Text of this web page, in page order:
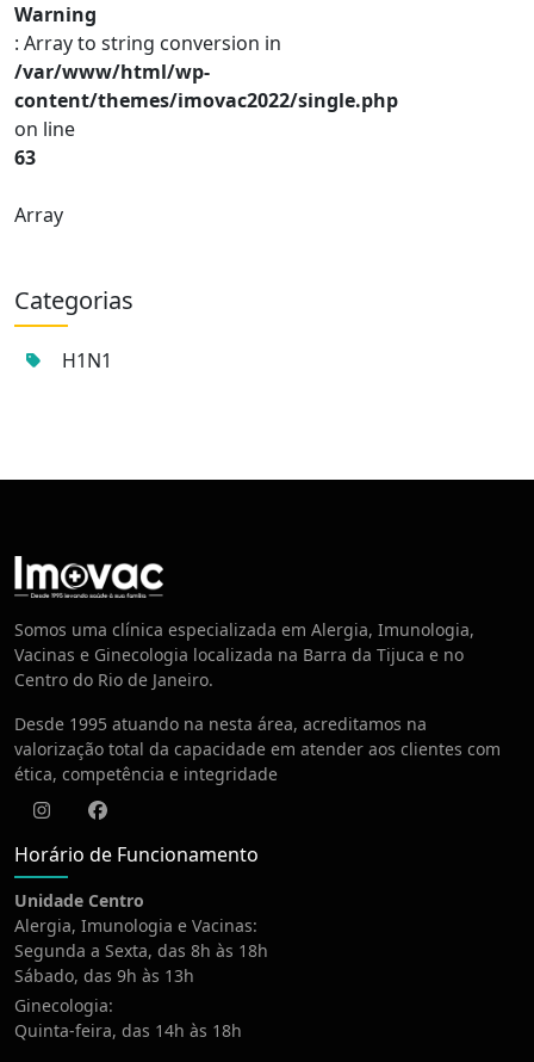
Warning
: Array to string conversion in
/var/www/html/wp-
content/themes/imovac2022/single.php
on line
63
Array
Categorias
H1N1
Centro de Vacinação
Somos uma clínica especializada em Alergia, Imunologia,
Vacinas e Ginecologia localizada na Barra da Tijuca e no
Centro do Rio de Janeiro.
Desde 1995 atuando na nesta área, acreditamos na
valorização total da capacidade em atender aos clientes com
ética, competência e integridade
InstagramFacebook
Horário de Funcionamento
Unidade Centro
Alergia, Imunologia e Vacinas:
Segunda a Sexta, das 8h às 18h
Sábado, das 9h às 13h
Ginecologia:
Quinta-feira, das 14h às 18h